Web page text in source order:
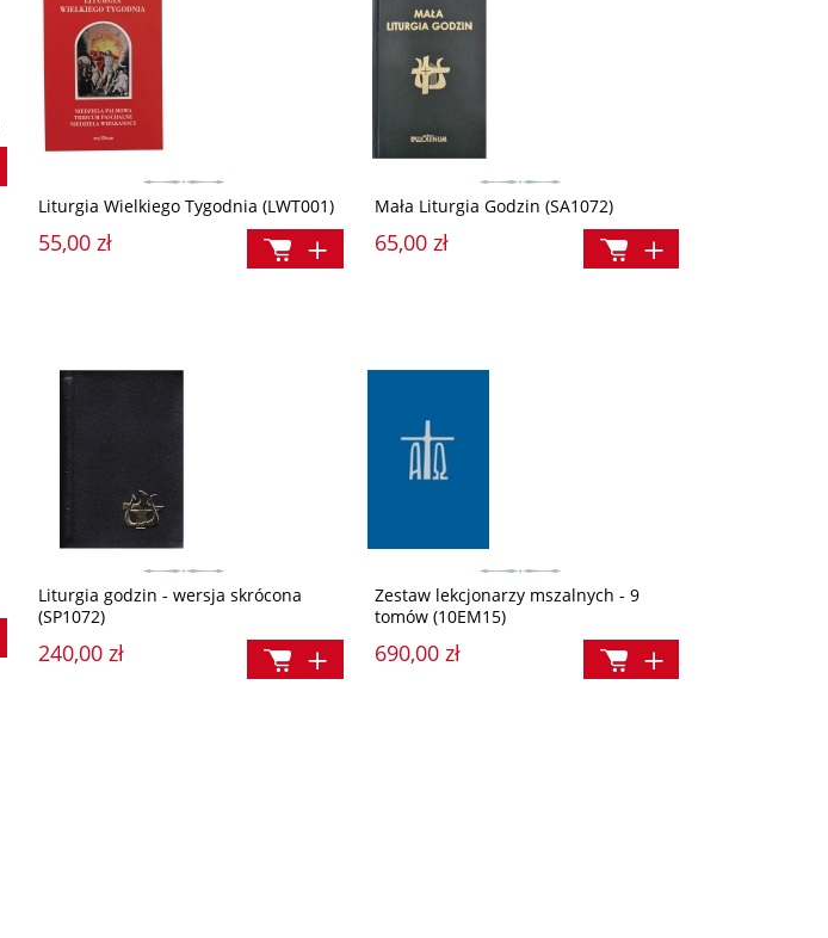
Liturgia Wielkiego Tygodnia (LWT001)
55,00 zł
Mała Liturgia Godzin (SA1072)
65,00 zł
Liturgia godzin - wersja skrócona
(SP1072)
240,00 zł
Zestaw lekcjonarzy mszalnych - 9
tomów (10EM15)
690,00 zł